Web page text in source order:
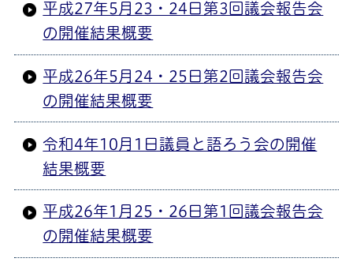
平成27年5月23・24日第3回議会報告会
の開催結果概要
平成26年5月24・25日第2回議会報告会
の開催結果概要
令和4年10月1日議員と語ろう会の開催
結果概要
平成26年1月25・26日第1回議会報告会
の開催結果概要